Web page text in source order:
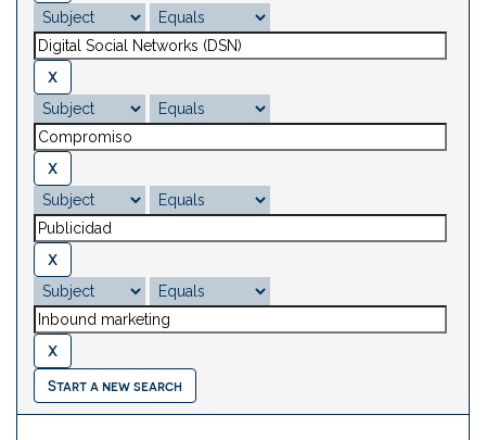
Start a new search